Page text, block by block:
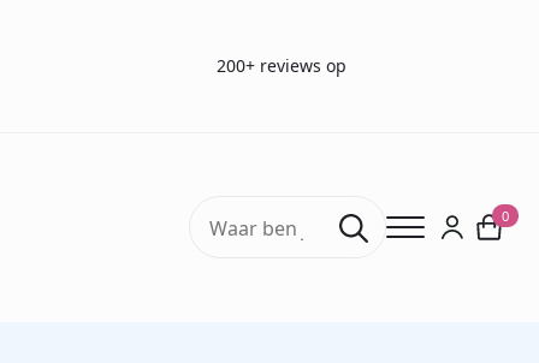
200+ reviews op
Search
for:
0